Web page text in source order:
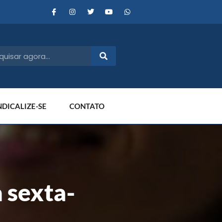
SE CONTATO
sexta-